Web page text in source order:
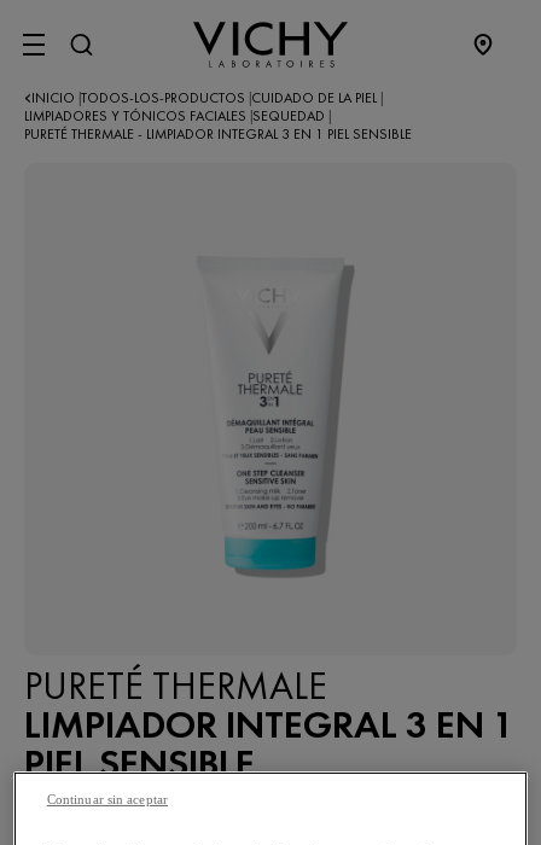
SITE MENU
INICIO TODOS-LOS-PRODUCTOS CUIDADO DE LA PIEL
LIMPIADORES Y TÓNICOS FACIALES SEQUEDAD
PURETÉ THERMALE - LIMPIADOR INTEGRAL 3 EN 1 PIEL SENSIBLE
PURETÉ THERMALE
LIMPIADOR INTEGRAL 3 EN 1
PIEL SENSIBLE
Continuar sin aceptar